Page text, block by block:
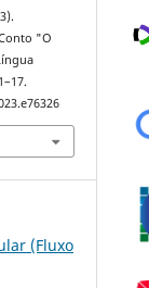
"O
(Fluxo